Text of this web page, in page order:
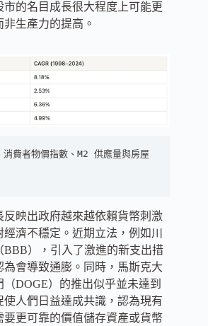
的名目成長很大程度上可能更
生產力的提高。
費者物價指數、M2 供應量與房屋
反映出政府越來越依賴貨幣刺激
濟不穩定。近期立法，例如川
），引入了激進的新支出措
會導致通膨。同時，馬斯克大
DOGE）的推出似乎並未達到
人們日益達成共識，認為現有
要更可靠的價值儲存資產或貨幣